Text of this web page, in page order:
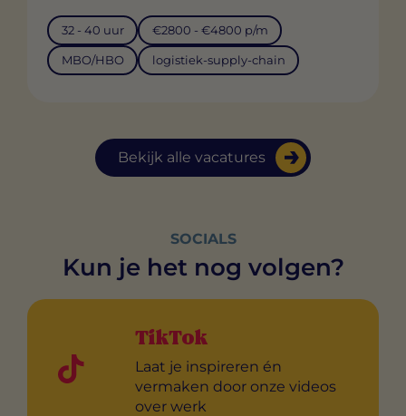
Bekijk alle vacatures
32 - 40 uur €2800 - €4800 p/m
MBO/HBO logistiek-supply-chain
SOCIALS
Kun je het nog volgen?
TikTok
Laat je inspireren én
vermaken door onze videos
over werk